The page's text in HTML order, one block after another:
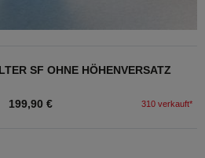
SF OHNE HÖHENVERSATZ
199,90 € 310 verkauft*